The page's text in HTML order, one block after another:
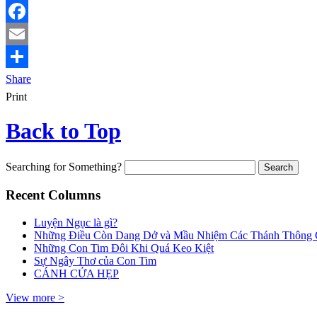
Facebook
Email
Share
Print
Back to Top
Searching for Something?
Recent Columns
Luyện Ngục là gì?
Những Điều Còn Dang Dở và Mầu Nhiệm Các Thánh Thông
Những Con Tim Đôi Khi Quá Keo Kiệt
Sự Ngây Thơ của Con Tim
CÁNH CỬA HẸP
View more >